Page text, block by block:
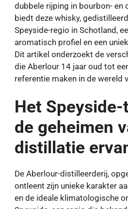
dubbele rijping in bourbon- en
biedt deze whisky,
Speyside-regio in Schotland,
aromatisch profiel en een
Dit artikel onderzoekt de
die Aberlour 14 jaar oud tot
referentie maken in de wereld
Het
de geheimen
distillatie
De Aberlour-distilleerderij,
ontleent zijn unieke karakter
en de ideale klimatologische